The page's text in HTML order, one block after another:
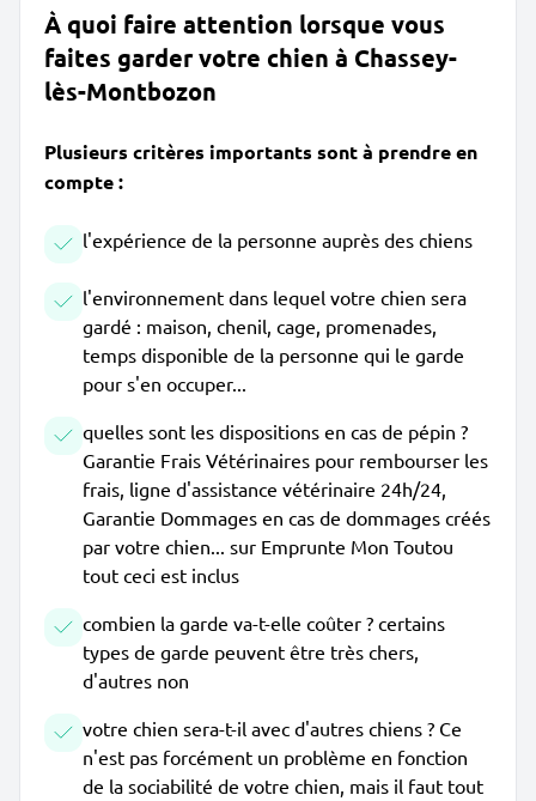
À quoi faire attention lorsque vous
faites garder votre chien à Chassey-
lès-Montbozon
Plusieurs critères importants sont à prendre en
compte :
l'expérience de la personne auprès des chiens
l'environnement dans lequel votre chien sera
gardé : maison, chenil, cage, promenades,
temps disponible de la personne qui le garde
pour s'en occuper...
quelles sont les dispositions en cas de pépin ?
Garantie Frais Vétérinaires pour rembourser les
frais, ligne d'assistance vétérinaire 24h/24,
Garantie Dommages en cas de dommages créés
par votre chien... sur Emprunte Mon Toutou
tout ceci est inclus
combien la garde va-t-elle coûter ? certains
types de garde peuvent être très chers,
d'autres non
votre chien sera-t-il avec d'autres chiens ? Ce
n'est pas forcément un problème en fonction
de la sociabilité de votre chien, mais il faut tout